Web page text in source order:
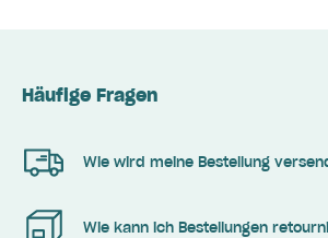
Häufige Fragen
Wie wird meine Bestellung
Wie kann ich Bestellungen